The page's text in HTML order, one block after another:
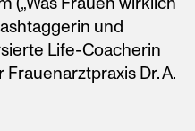
und
Life-Coacherin
Dr. A.